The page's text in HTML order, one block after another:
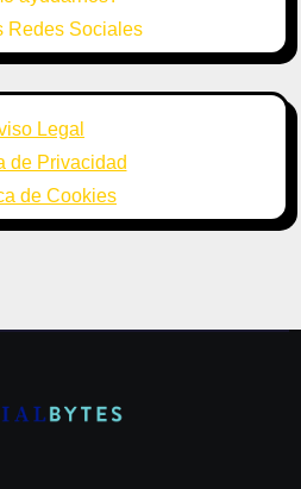
Redes Sociales
Legal
de Privacidad
de Cookies